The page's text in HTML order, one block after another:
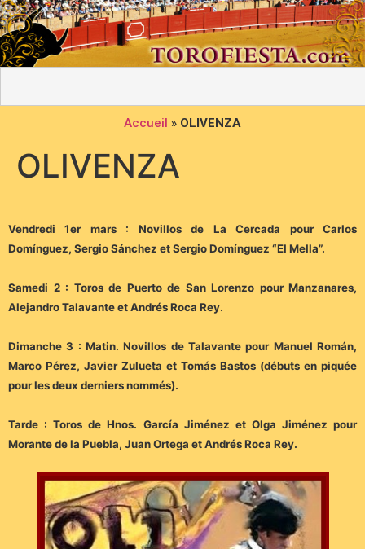
Accueil » OLIVENZA
OLIVENZA
Vendredi 1er mars : Novillos de La Cercada pour Carlos
Domínguez, Sergio Sánchez et Sergio Domínguez “El Mella”.
Samedi 2 : Toros de Puerto de San Lorenzo pour Manzanares,
Alejandro Talavante et Andrés Roca Rey.
Dimanche 3 : Matin. Novillos de Talavante pour Manuel Román,
Marco Pérez, Javier Zulueta et Tomás Bastos (débuts en piquée
pour les deux derniers nommés).
Tarde : Toros de Hnos. García Jiménez et Olga Jiménez pour
Morante de la Puebla, Juan Ortega et Andrés Roca Rey.